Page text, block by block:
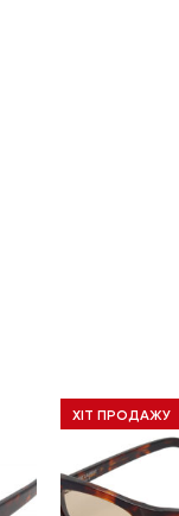
ХІТ ПРОДАЖУ